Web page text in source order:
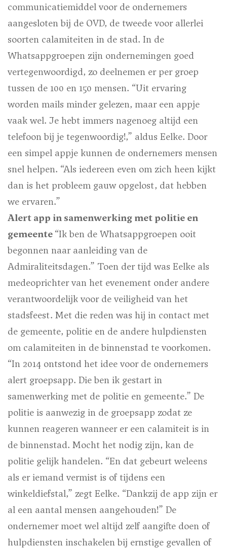
communicatiemiddel voor de ondernemers
aangesloten bij de OVD, de tweede voor allerlei
soorten calamiteiten in de stad. In de
Whatsappgroepen zijn ondernemingen goed
vertegenwoordigd, zo deelnemen er per groep
tussen de 100 en 150 mensen. “Uit ervaring
worden mails minder gelezen, maar een appje
vaak wel. Je hebt immers nagenoeg altijd een
telefoon bij je tegenwoordig!,” aldus Eelke. Door
een simpel appje kunnen de ondernemers mensen
snel helpen. “Als iedereen even om zich heen kijkt
dan is het probleem gauw opgelost, dat hebben
we ervaren.”
Alert app in samenwerking met politie en
gemeente “Ik ben de Whatsappgroepen ooit
begonnen naar aanleiding van de
Admiraliteitsdagen.” Toen der tijd was Eelke als
medeoprichter van het evenement onder andere
verantwoordelijk voor de veiligheid van het
stadsfeest. Met die reden was hij in contact met
de gemeente, politie en de andere hulpdiensten
om calamiteiten in de binnenstad te voorkomen.
“In 2014 ontstond het idee voor de ondernemers
alert groepsapp. Die ben ik gestart in
samenwerking met de politie en gemeente.” De
politie is aanwezig in de groepsapp zodat ze
kunnen reageren wanneer er een calamiteit is in
de binnenstad. Mocht het nodig zijn, kan de
politie gelijk handelen. “En dat gebeurt weleens
als er iemand vermist is of tijdens een
winkeldiefstal,” zegt Eelke. “Dankzij de app zijn er
al een aantal mensen aangehouden!” De
ondernemer moet wel altijd zelf aangifte doen of
hulpdiensten inschakelen bij ernstige gevallen of